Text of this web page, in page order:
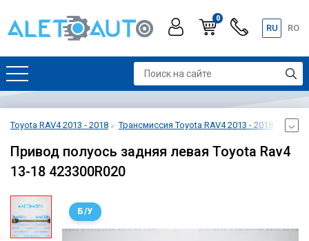
0
RU RO
Toyota RAV4 2013 - 2018 Трансмиссия Toyota RAV4 2013 - 2018
Привод полуось задняя левая Toyota Rav4
13-18 423300R020
Б/У